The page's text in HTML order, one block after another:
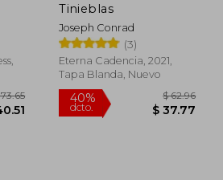
Tinieblas
Joseph Conrad
(3)
Eterna Cadencia, 2021,
Tapa Blanda, Nuevo